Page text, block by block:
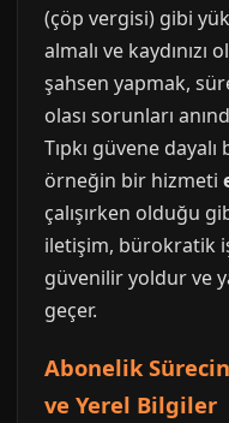
(çöp vergisi) gibi
almalı ve kaydınızı
şahsen yapmak,
olası sorunları
Tıpkı güvene
örneğin bir hizmeti
çalışırken olduğu
iletişim, bürokratik
güvenilir yoldur ve
geçer.
Abonelik
ve Yerel Bilgiler